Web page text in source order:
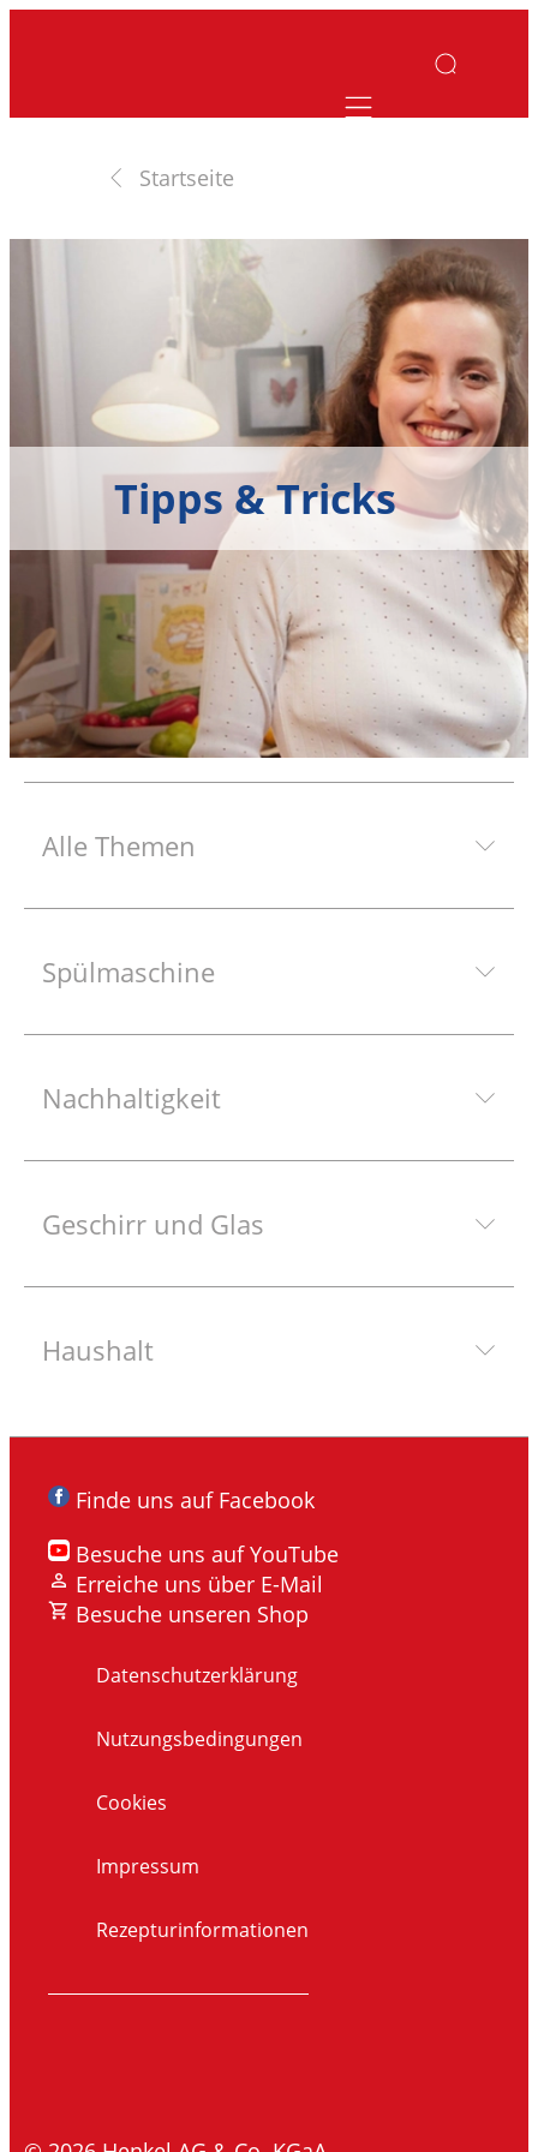
Mobile
Startseite
Tipps & Tricks
Alle Themen
Spülmaschine
Nachhaltigkeit
Geschirr und Glas
Haushalt
Finde uns auf Facebook
Besuche uns auf YouTube
Erreiche uns über E-Mail
Besuche unseren Shop
Datenschutzerklärung
Nutzungsbedingungen
Cookies
Impressum
Rezepturinformationen